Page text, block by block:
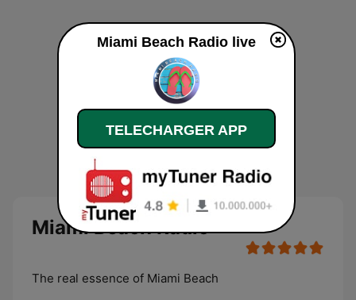
Miami Beach Radio
The real essence of Miami Beach
Miami Beach Radio live
TELECHARGER APP